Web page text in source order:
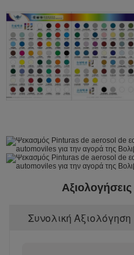
Συνολική Αξιολόγηση